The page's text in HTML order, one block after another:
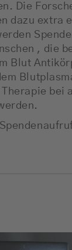
Die
dazu extra
, die
Blut
bei